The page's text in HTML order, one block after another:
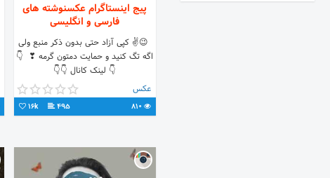
پیج اینستاگرام عکسنوشته های
فارسی و انگلیسی
‌ ‌😉✌ کپی آزاد حتی بدون ذکر منبع ولی
اگه تگ کنید و حمایت دمتون گرمه ❣ ‌ 👇
👇 لینک کانال 👇👇
عکس
810
495
16k